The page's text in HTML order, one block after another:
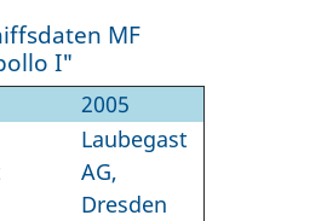
MF
I"
2005
Laubegast
AG,
Dresden